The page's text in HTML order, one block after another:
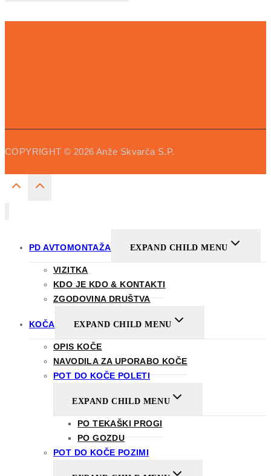
COPYRIGHT © 2026 Anže Skvarča S.P.
PD AVTOMONTAŽA EXPAND CHILD MENU
VIZITKA
KDO JE KDO & KONTAKTI
ZGODOVINA DRUŠTVA
KOČA EXPAND CHILD MENU
OPIS KOČE
NAVODILA ZA UPORABO KOČE
POT DO KOČE POLETI
EXPAND CHILD MENU
PO TEKAŠKI PROGI
PO GOZDU
POT DO KOČE POZIMI